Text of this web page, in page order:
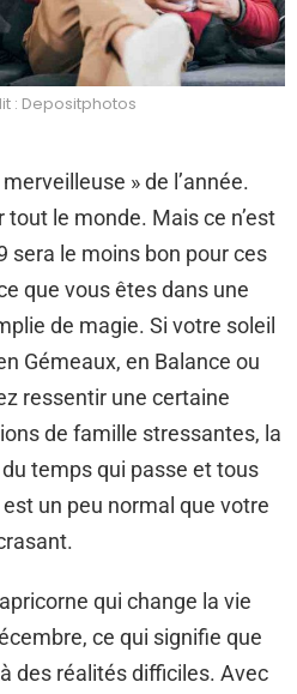
: Depositphotos
» de l’année.
le monde. Mais ce n’est
sera le moins bon pour ces
que vous êtes dans une
de magie. Si votre soleil
Gémeaux, en Balance ou
ressentir une certaine
de famille stressantes, la
temps qui passe et tous
un peu normal que votre
qui change la vie
ce qui signifie que
des réalités difficiles. Avec